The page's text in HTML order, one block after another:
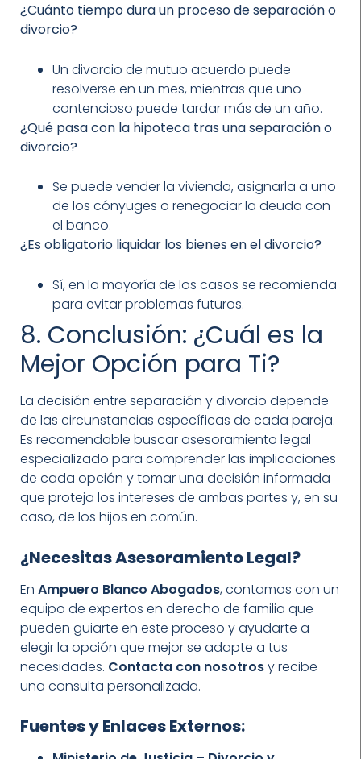
¿Cuánto tiempo dura un proceso de separación o
divorcio?
Un divorcio de mutuo acuerdo puede
resolverse en un mes, mientras que uno
contencioso puede tardar más de un año.
¿Qué pasa con la hipoteca tras una separación o
divorcio?
Se puede vender la vivienda, asignarla a uno
de los cónyuges o renegociar la deuda con
el banco.
¿Es obligatorio liquidar los bienes en el divorcio?
Sí, en la mayoría de los casos se recomienda
para evitar problemas futuros.
8. Conclusión: ¿Cuál es la
Mejor Opción para Ti?
La decisión entre separación y divorcio depende
de las circunstancias específicas de cada pareja.
Es recomendable buscar asesoramiento legal
especializado para comprender las implicaciones
de cada opción y tomar una decisión informada
que proteja los intereses de ambas partes y, en su
caso, de los hijos en común.
¿Necesitas Asesoramiento Legal?
En Ampuero Blanco Abogados, contamos con un
equipo de expertos en derecho de familia que
pueden guiarte en este proceso y ayudarte a
elegir la opción que mejor se adapte a tus
necesidades. Contacta con nosotrosy recibe
una consulta personalizada.
Fuentes y Enlaces Externos: